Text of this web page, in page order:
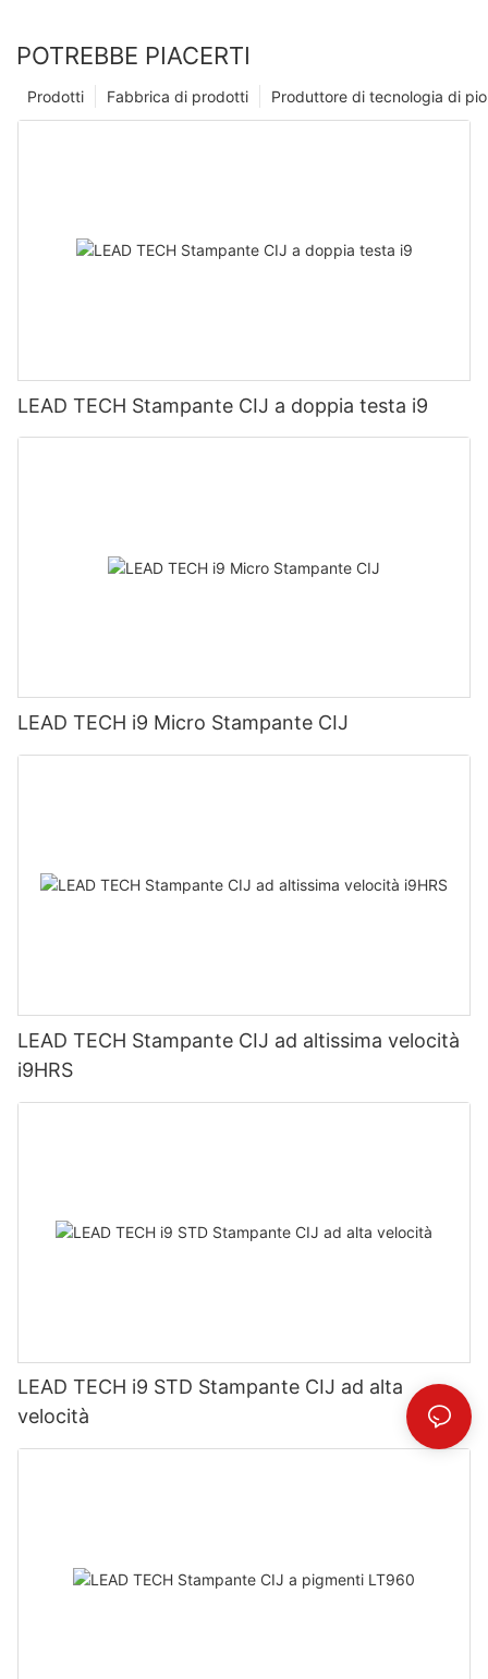
POTREBBE PIACERTI
Produttore di tecnologia di
Fabbrica di prodotti
Prodotti
LEAD TECH Stampante CIJ a doppia testa i9
LEAD TECH i9 Micro Stampante CIJ
LEAD TECH Stampante CIJ ad altissima velocità
i9HRS
LEAD TECH i9 STD Stampante CIJ ad alta
velocità